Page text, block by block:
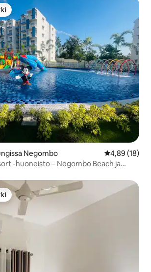
Negombo
4,89 (18)
-huoneisto – Negombo Beach ja